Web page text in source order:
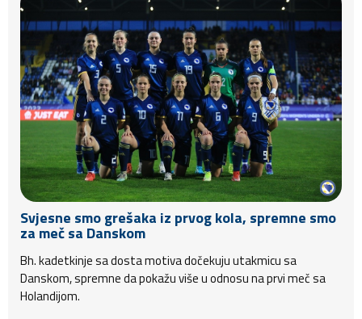
Svjesne smo grešaka iz prvog kola, spremne smo
za meč sa Danskom
Bh. kadetkinje sa dosta motiva dočekuju utakmicu sa
Danskom, spremne da pokažu više u odnosu na prvi meč sa
Holandijom.